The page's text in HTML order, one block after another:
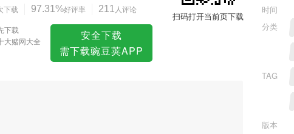
下载 97.31%好评率 211 人评论
下载
大赌网大全
安全下载
需下载豌豆荚APP
扫码打开当前页下载
时间
分类
TAG
版本